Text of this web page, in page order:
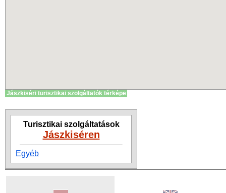
Jászkiséri turisztikai szolgáltatók térképe
Turisztikai szolgáltatások
Jászkiséren
Egyéb